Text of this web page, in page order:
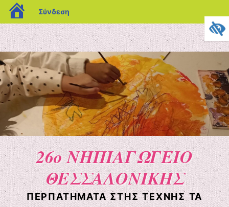
blogs.sch.gr
Σύνδεση
26ο ΝΗΠΙΑΓΩΓΕΙΟ
ΘΕΣΣΑΛΟΝΙΚΗΣ
ΠΕΡΠΑΤΉΜΑΤΑ ΣΤΗΣ ΤΈΧΝΗΣ ΤΑ